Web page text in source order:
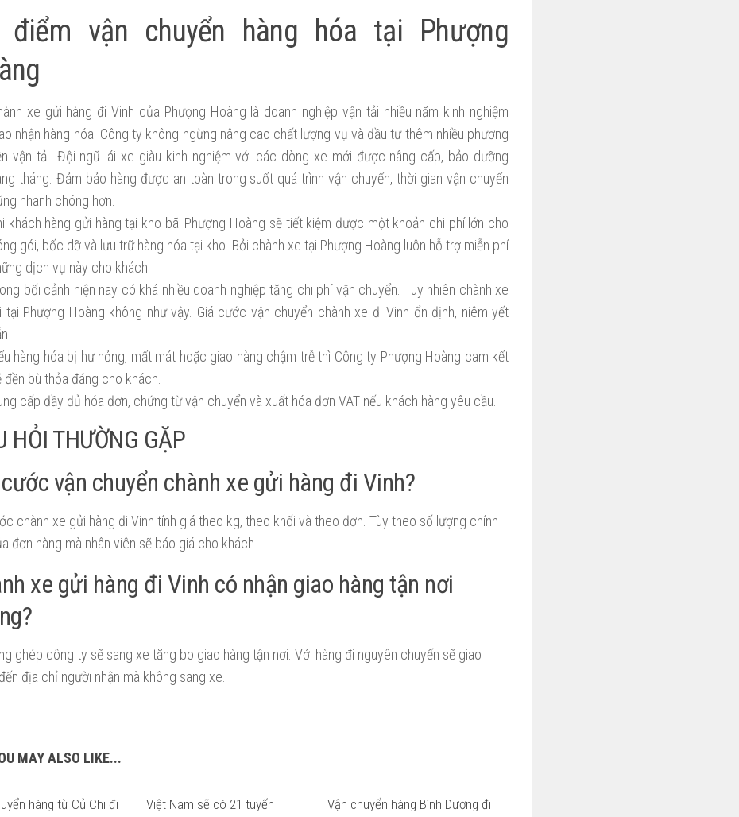
điểm vận chuyển hàng hóa tại Phượng
xe gửi hàng đi Vinh của Phượng Hoàng là doanh nghiệp vận tải nhiều năm kinh nghiệm
nhận hàng hóa. Công ty không ngừng nâng cao chất lượng vụ và đầu tư thêm nhiều phương
vận tải. Đội ngũ lái xe giàu kinh nghiệm với các dòng xe mới được nâng cấp, bảo dưỡng
tháng. Đảm bảo hàng được an toàn trong suốt quá trình vận chuyển, thời gian vận chuyển
nhanh chóng hơn.
khách hàng gửi hàng tại kho bãi Phượng Hoàng sẽ tiết kiệm được một khoản chi phí lớn cho
gói, bốc dỡ và lưu trữ hàng hóa tại kho. Bởi chành xe tại Phượng Hoàng luôn hỗ trợ miễn phí
dịch vụ này cho khách.
bối cảnh hiện nay có khá nhiều doanh nghiệp tăng chi phí vận chuyển. Tuy nhiên chành xe
tại Phượng Hoàng không như vậy. Giá cước vận chuyển chành xe đi Vinh ổn định, niêm yết
hàng hóa bị hư hỏng, mất mát hoặc giao hàng chậm trễ thì Công ty Phượng Hoàng cam kết
đền bù thỏa đáng cho khách.
cấp đầy đủ hóa đơn, chứng từ vận chuyển và xuất hóa đơn VAT nếu khách hàng yêu cầu.
HỎI THƯỜNG GẶP
vận chuyển chành xe gửi hàng đi Vinh?
chành xe gửi hàng đi Vinh tính giá theo kg, theo khối và theo đơn. Tùy theo số lượng chính
đơn hàng mà nhân viên sẽ báo giá cho khách.
xe gửi hàng đi Vinh có nhận giao hàng tận nơi
ghép công ty sẽ sang xe tăng bo giao hàng tận nơi. Với hàng đi nguyên chuyến sẽ giao
địa chỉ người nhận mà không sang xe.
MAY ALSO LIKE...
hàng từ Củ Chi đi
Việt Nam sẽ có 21 tuyến
Vận chuyển hàng Bình Dương đi